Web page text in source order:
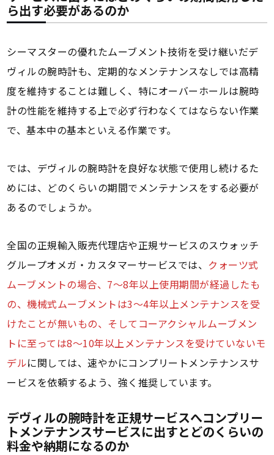
ら出す必要があるのか
シーマスターの優れたムーブメント技術を受け継いだデ
ヴィルの腕時計も、定期的なメンテナンスなしでは高精
度を維持することは難しく、特にオーバーホールは腕時
計の性能を維持する上で必ず行わなくてはならない作業
で、基本中の基本といえる作業です。
では、デヴィルの腕時計を良好な状態で使用し続けるた
めには、どのくらいの期間でメンテナンスをする必要が
あるのでしょうか。
全国の正規輸入販売代理店や正規サービスのスウォッチ
グループオメガ・カスタマーサービスでは、 クォーツ式
ムーブメントの場合、7～8年以上使用期間が経過したも
の、機械式ムーブメントは3～4年以上メンテナンスを受
けたことが無いもの、そしてコーアクシャルムーブメン
トに至っては8～10年以上メンテナンスを受けていないモ
デルに関しては、速やかにコンプリートメンテナンスサ
ービスを依頼するよう、強く推奨しています。
デヴィルの腕時計を正規サービスへコンプリー
トメンテナンスサービスに出すとどのくらいの
料金や納期になるのか